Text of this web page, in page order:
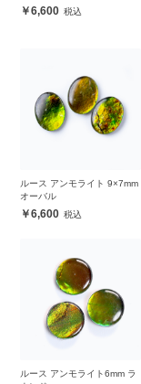
6,600
ルース アンモライト 9×7mm
オーバル
6,600
ルース アンモライト6mm ラ